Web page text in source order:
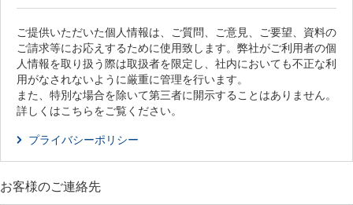
ご提供いただいた個人情報は、ご質問、ご意見、ご要望、資料の
ご請求等にお応えするために使用致します。弊社がご利用者の個
人情報を取り扱う際は取扱者を限定し、社内においても不正な利
用がなされないように厳重に管理を行います。
また、特別な場合を除いて第三者に開示することはありません。
詳しくはこちらをご覧ください。
プライバシーポリシー
お客様のご連絡先